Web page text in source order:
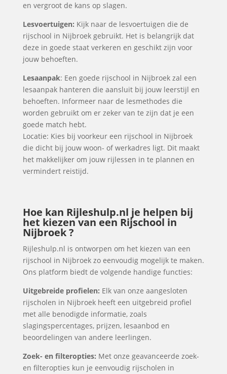
en vergroot de kans op slagen.
Lesvoertuigen: Kijk naar de lesvoertuigen die de
rijschool in Nijbroek gebruikt. Het is belangrijk dat
deze in goede staat verkeren en geschikt zijn voor
jouw behoeften.
Lesaanpak: Een goede rijschool in Nijbroek zal een
lesaanpak hanteren die aansluit bij jouw leerstijl en
behoeften. Informeer naar de lesmethodes die
worden gebruikt om er zeker van te zijn dat je een
goede match hebt.
Locatie: Kies bij voorkeur een rijschool in Nijbroek
die dicht bij jouw woon- of werkadres ligt. Dit maakt
het makkelijker om jouw rijlessen in te plannen en
vermindert reistijd.
Hoe kan Rijleshulp.nl je helpen bij
het kiezen van een Rijschool in
Nijbroek ?
Rijleshulp.nl is ontworpen om het kiezen van een
rijschool in Nijbroek zo eenvoudig mogelijk te maken.
Ons platform biedt de volgende handige functies:
Uitgebreide profielen: Elk van onze aangesloten
rijscholen in Nijbroek heeft een uitgebreid profiel
met alle benodigde informatie, zoals
slagingspercentages, prijzen, lesaanbod en
beoordelingen van andere leerlingen.
Zoek- en filteropties: Met onze geavanceerde zoek-
en filteropties kun je eenvoudig rijscholen in